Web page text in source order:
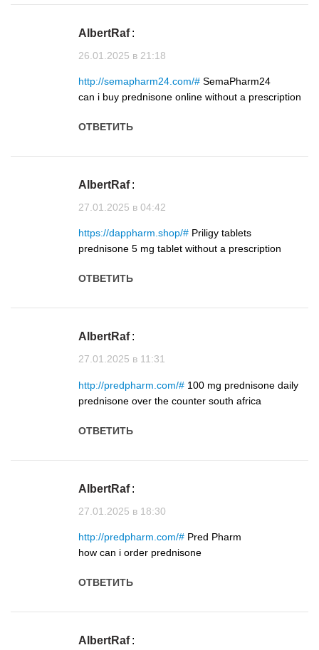
AlbertRaf :
26.01.2025 в 21:18
http://semapharm24.com/# SemaPharm24
can i buy prednisone online without a prescription
ОТВЕТИТЬ
AlbertRaf :
27.01.2025 в 04:42
https://dappharm.shop/# Priligy tablets
prednisone 5 mg tablet without a prescription
ОТВЕТИТЬ
AlbertRaf :
27.01.2025 в 11:31
http://predpharm.com/# 100 mg prednisone daily
prednisone over the counter south africa
ОТВЕТИТЬ
AlbertRaf :
27.01.2025 в 18:30
http://predpharm.com/# Pred Pharm
how can i order prednisone
ОТВЕТИТЬ
AlbertRaf :